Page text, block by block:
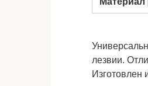
лезвии.
Изготовлен